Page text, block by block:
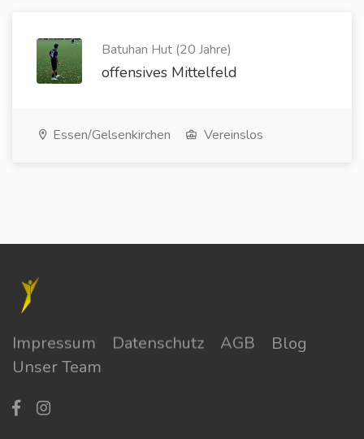
Batuhan Hut (20 Jahre)
offensives Mittelfeld
Essen/Gelsenkirchen Vereinslos
Impressum Datenschutz AGB
Blog
Unser Team